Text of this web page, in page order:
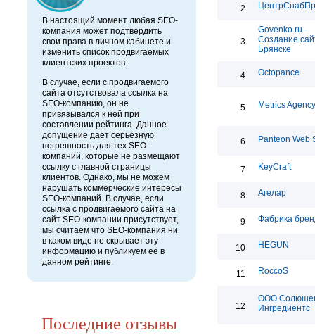
В настоящий момент любая SEO-
компания может подтвердить
свои права в личном кабинете и
изменить список продвигаемых
клиентских проектов.
В случае, если с продвигаемого
сайта отсутствовала ссылка на
SEO-компанию, он не
привязывался к ней при
составлении рейтинга. Данное
допущение даёт серьёзную
погрешность для тех SEO-
компаний, которые не размещают
ссылку с главной страницы
клиентов. Однако, мы не можем
нарушать коммерческие интересы
SEO-компаний. В случае, если
ссылка с продвигаемого сайта на
сайт SEO-компании присутствует,
мы считаем что SEO-компания ни
в каком виде не скрывает эту
информацию и публикуем её в
данном рейтинге.
Последние отзывы
2
3
Govenko.ru -
Создание
Брянске
4 Octopance
5 Metrics Agency
6 Panteon Web
7 KeyCraft
8 Агелар
9 Фабрика
10 HEGUN
11 RoccoS
12
ООО
Ингредиентс